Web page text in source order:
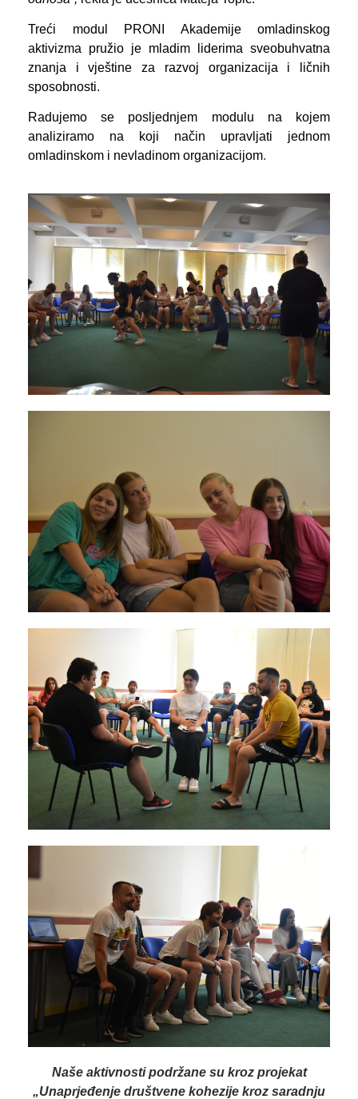
Treći modul PRONI Akademije omladinskog
aktivizma pružio je mladim liderima sveobuhvatna
znanja i vještine za razvoj organizacija i ličnih
sposobnosti.
Radujemo se posljednjem modulu na kojem
analiziramo na koji način upravljati jednom
omladinskom i nevladinom organizacijom.
Naše aktivnosti podržane su kroz projekat
„Unaprjeđenje društvene kohezije kroz saradnju